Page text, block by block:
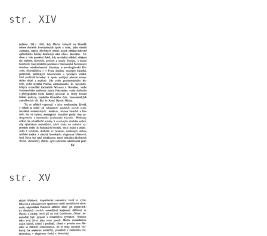
str. XIV
str. XV